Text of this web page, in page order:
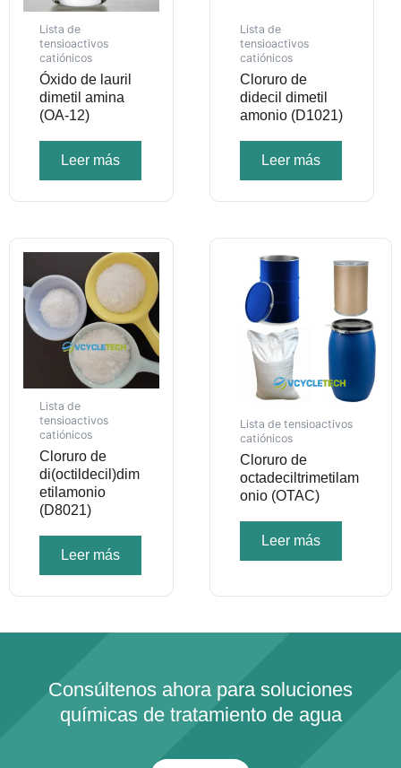
Lista de
tensioactivos
catiónicos
Óxido de lauril
dimetil amina
(OA-12)
Leer más
Lista de
tensioactivos
catiónicos
Cloruro de
didecil dimetil
amonio (D1021)
Leer más
Lista de
tensioactivos
catiónicos
Cloruro de
di(octildecil)dim
etilamonio
(D8021)
Leer más
Lista de tensioactivos
catiónicos
Cloruro de
octadeciltrimetilam
onio (OTAC)
Leer más
Consúltenos ahora para soluciones
químicas de tratamiento de agua